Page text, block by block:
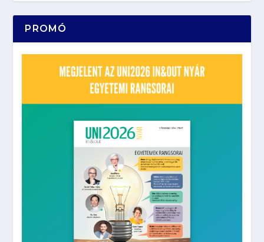
PROMÓ